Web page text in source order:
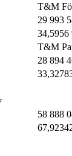
T&M
29 993
34,5956
T&M
28 894
58 888